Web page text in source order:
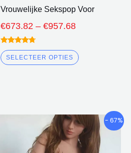
Vrouwelijke Sekspop Voor
€673.82 – €957.68
gewaardeerd
4.50
uit 5
SELECTEER OPTIES
- 67%
Prijsklasse:
€667.75
door
Dit
product
heeft